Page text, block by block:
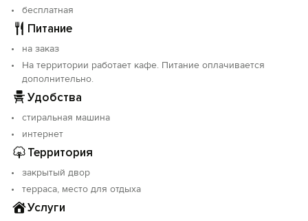
бесплатная
Питание
на заказ
На территории работает кафе. Питание оплачивается
дополнительно.
Удобства
стиральная машина
интернет
Территория
закрытый двор
терраса, место для отдыха
Услуги